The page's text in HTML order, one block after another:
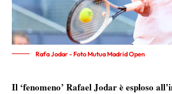
Rafa Jodar - Foto Mutua Madrid Open
Il ‘fenomeno’ Rafael Jodar è esploso